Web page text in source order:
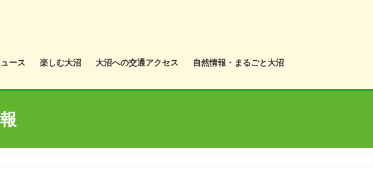
ース 楽しむ大沼 大沼への交通アクセス 自然情報・まるごと大沼